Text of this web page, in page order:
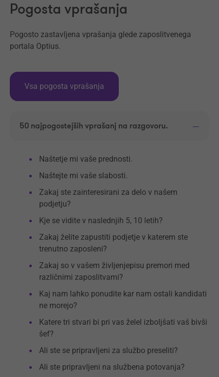
Pogosta vprašanja
Pogosto zastavljena vprašanja glede zaposlitvenega
portala Optius.
Vsa pogosta vprašanja
50 najpogostejših vprašanj na razgovoru.
Naštetje mi vaše prednosti.
Naštejte mi vaše slabosti.
Zakaj ste zainteresirani za delo v našem
podjetju?
Kje se vidite v naslednjih 5, 10 letih?
Zakaj želite zapustiti podjetje v katerem ste
trenutno zaposleni?
Zakaj so v vašem življenjepisu premori med
različnimi zaposlitvami?
Kaj nam lahko ponudite kar nam ostali kandidati
ne morejo?
Katere tri stvari bi pri vas želel izboljšati vaš bivši
šef?
Ali ste se pripravljeni za službo preseliti?
Ali ste pripravljeni na službena potovanja?